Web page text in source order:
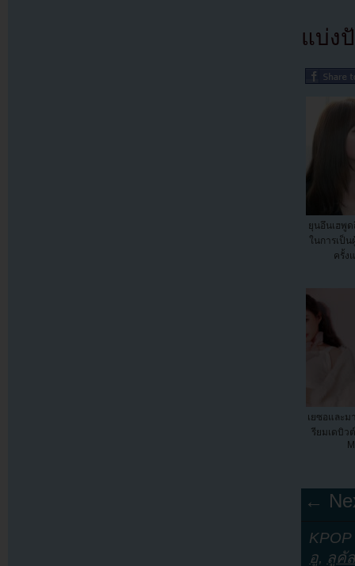
แบ่ง
ยุนอึนเฮพู
ในการเป็
ครั้ง
เยซอและม
รียมเดบิว
←
อู, ลูคัส